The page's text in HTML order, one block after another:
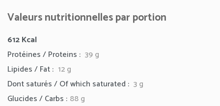
Valeurs nutritionnelles par portion
612Kcal
Protéines / Proteins : 39 g
Lipides / Fat : 12g
Dont saturés / Of which saturated : 3 g
Glucides / Carbs : 88 g